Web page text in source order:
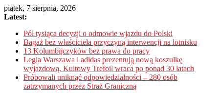
piątek, 7 sierpnia, 2026
Latest:
Pół tysiąca decyzji o odmowie wjazdu do Polski
Bagaż bez właściciela przyczyną interwencji na lotnisku
13 Kolumbijczyków bez prawa do pracy
Legia Warszawa i adidas prezentują nową koszulkę
wyjazdową. Kultowy Trefoil wraca po ponad 30 latach
Próbowali uniknąć odpowiedzialności – 280 osób
zatrzymanych przez Straż Graniczną